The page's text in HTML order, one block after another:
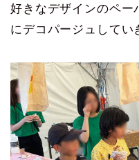
好きなデザインのペー
にデコパージュしてい